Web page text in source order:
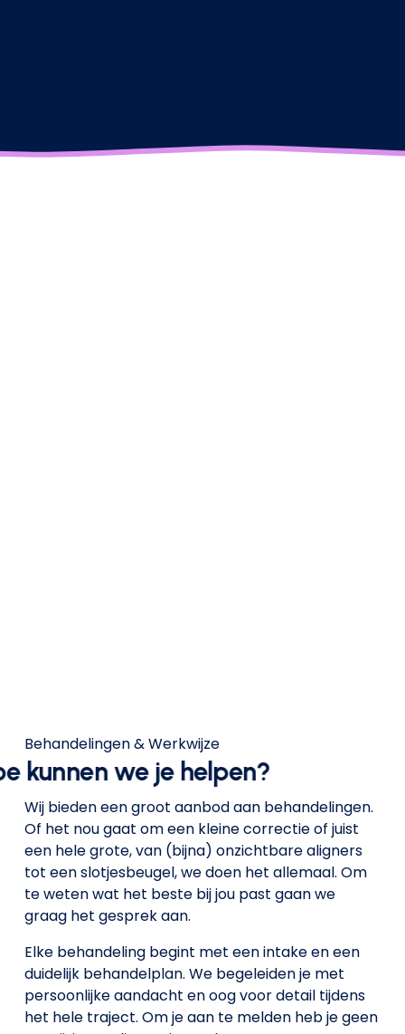
Behandelingen & Werkwijze
kunnen we je helpen?
Wij bieden een groot aanbod aan behandelingen.
Of het nou gaat om een kleine correctie of juist
een hele grote, van (bijna) onzichtbare aligners
tot een slotjesbeugel, we doen het allemaal. Om
te weten wat het beste bij jou past gaan we
graag het gesprek aan.
Elke behandeling begint met een intake en een
duidelijk behandelplan. We begeleiden je met
persoonlijke aandacht en oog voor detail tijdens
het hele traject. Om je aan te melden heb je geen